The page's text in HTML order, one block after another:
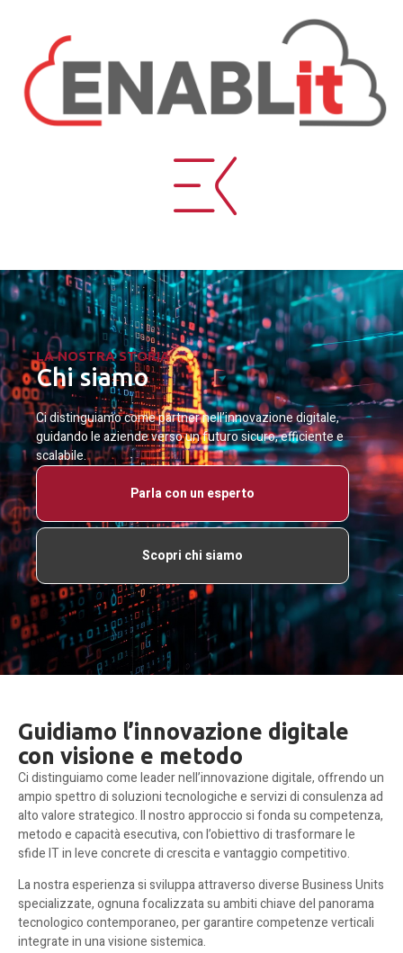
LA NOSTRA STORIA
Chi siamo
Ci distinguiamo come partner nell’innovazione digitale,
guidando le aziende verso un futuro sicuro, efficiente e
scalabile.
Parla con un esperto
Scopri chi siamo
Guidiamo l’innovazione digitale
con visione e metodo
Ci distinguiamo come leader nell’innovazione digitale, offrendo un
ampio spettro di soluzioni tecnologiche e servizi di consulenza ad
alto valore strategico. Il nostro approccio si fonda su competenza,
metodo e capacità esecutiva, con l’obiettivo di trasformare le
sfide IT in leve concrete di crescita e vantaggio competitivo.
La nostra esperienza si sviluppa attraverso diverse Business Units
specializzate, ognuna focalizzata su ambiti chiave del panorama
tecnologico contemporaneo, per garantire competenze verticali
integrate in una visione sistemica.